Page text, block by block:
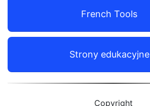
French Tools
Strony edukacyjne
Copyright